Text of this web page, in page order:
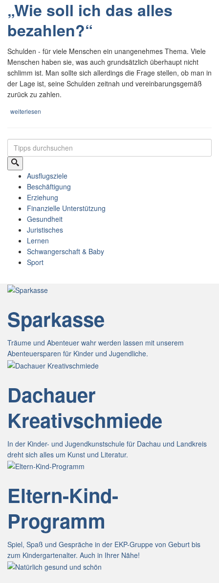
„Wie soll ich das alles
bezahlen?“
Schulden - für viele Menschen ein unangenehmes Thema. Viele
Menschen haben sie, was auch grundsätzlich überhaupt nicht
schlimm ist. Man sollte sich allerdings die Frage stellen, ob man in
der Lage ist, seine Schulden zeitnah und vereinbarungsgemäß
zurück zu zahlen.
weiterlesen
Ausflugsziele
Beschäftigung
Erziehung
Finanzielle Unterstützung
Gesundheit
Juristisches
Lernen
Schwangerschaft & Baby
Sport
Sparkasse
Träume und Abenteuer wahr werden lassen mit unserem
Abenteuersparen für Kinder und Jugendliche.
Dachauer
Kreativschmiede
In der Kinder- und Jugendkunstschule für Dachau und Landkreis
dreht sich alles um Kunst und Literatur.
Eltern-Kind-
Programm
Spiel, Spaß und Gespräche in der EKP-Gruppe von Geburt bis
zum Kindergartenalter. Auch in Ihrer Nähe!